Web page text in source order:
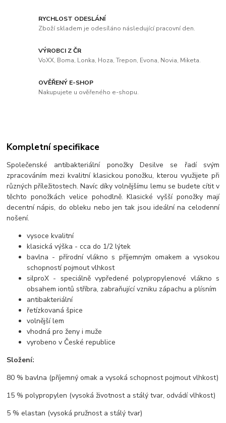
RYCHLOST ODESLÁNÍ
Zboží skladem je odesíláno následující pracovní den.
VÝROBCI Z ČR
VoXX, Boma, Lonka, Hoza, Trepon, Evona, Novia, Miketa.
OVĚŘENÝ E-SHOP
Nakupujete u ověřeného e-shopu.
Kompletní specifikace
Společenské antibakteriální ponožky Desilve se řadí svým
zpracováním mezi kvalitní klasickou ponožku, kterou využijete při
různých příležitostech. Navíc díky volnějšímu lemu se budete cítit v
těchto ponožkách velice pohodlně. Klasické vyšší ponožky mají
decentní nápis, do obleku nebo jen tak jsou ideální na celodenní
nošení.
vysoce kvalitní
klasická výška - cca do 1/2 lýtek
bavlna - přírodní vlákno s příjemným omakem a vysokou
schopností pojmout vlhkost
silproX - speciálně vypředené polypropylenové vlákno s
obsahem iontů stříbra, zabraňující vzniku zápachu a plísním
antibakteriální
řetízkovaná špice
volnější lem
vhodná pro ženy i muže
vyrobeno v České republice
Složení:
80 % bavlna (příjemný omak a vysoká schopnost pojmout vlhkost)
15 % polypropylen (vysoká životnost a stálý tvar, odvádí vlhkost)
5 % elastan (vysoká pružnost a stálý tvar)